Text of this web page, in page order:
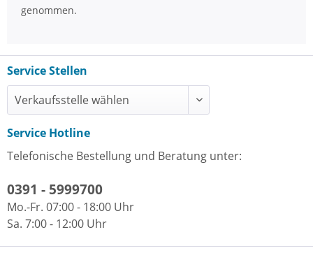
genommen.
Service Stellen
Service Hotline
Telefonische Bestellung und Beratung unter:
0391 - 5999700
Mo.-Fr. 07:00 - 18:00 Uhr
Sa. 7:00 - 12:00 Uhr